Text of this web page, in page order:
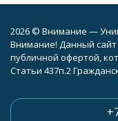
2026 © Внимание —
Внимание! Данный сайт
публичной офертой,
Статьи 437п.2